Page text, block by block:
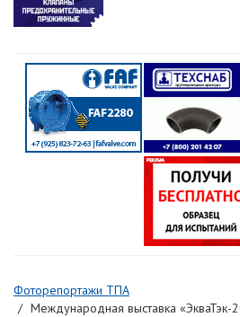
Фоторепортажи ТПА
Международная выставка «ЭкваТэк-